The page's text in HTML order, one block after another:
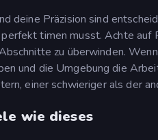
deine Präzision sind
timen musst. Achte auf
zu überwinden.
und die Umgebung die
einer schwieriger als der
wie dieses